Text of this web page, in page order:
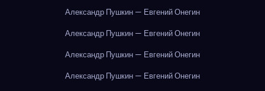
Александр Пушкин — Евгений Онегин
Александр Пушкин — Евгений Онегин
Александр Пушкин — Евгений Онегин
Александр Пушкин — Евгений Онегин